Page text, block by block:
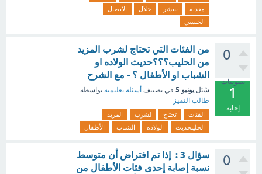
معدية
تنتشر خلال
الاتصال
الجنسي
0
تصويتات
1
إجابة
من الفئات التي تحتاج لشرب المزيد
من الحليب؟؟؟حديث الولاده او
الشباب او الأطفال ؟ - مع الشرح
سُئل يونيو 5 في تصنيف أسئلة تعليمية بواسطة
طالب التميز
الفئات تحتاج لشرب
المزيد
الحليبحديث
الولاده الشباب الأطفال
0
سؤال 3 : إذا تم افتراض أن متوسط
نسبة إصابة إحدى فئات الأطفال من